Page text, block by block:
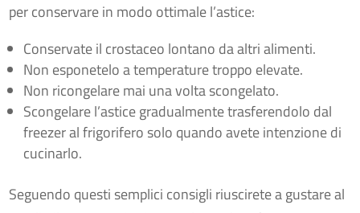
per conservare in modo ottimale l’astice:
Conservate il crostaceo lontano da altri alimenti.
Non esponetelo a temperature troppo elevate.
Non ricongelare mai una volta scongelato.
Scongelare l’astice gradualmente trasferendolo dal
freezer al frigorifero solo quando avete intenzione di
cucinarlo.
Seguendo questi semplici consigli riuscirete a gustare al